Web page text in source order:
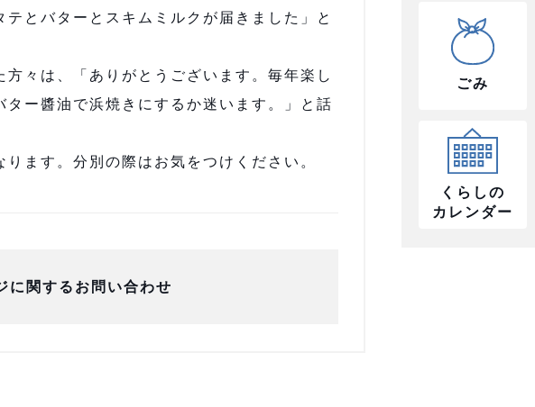
とバターとスキムミルクが届きました」と
々は、「ありがとうございます。毎年楽し
ー醬油で浜焼きにするか迷います。」と話
ます。分別の際はお気をつけください。
に関するお問い合わせ
ごみ
くらしの
カレンダー